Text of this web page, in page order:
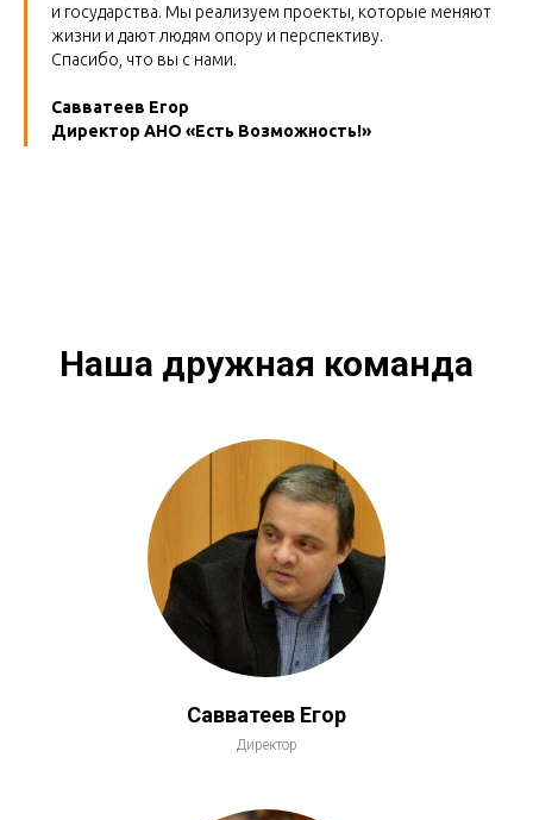
и государства. Мы реализуем проекты, которые меняют
жизни и дают людям опору и перспективу.
Спасибо, что вы с нами.
Савватеев Егор
Директор АНО «Есть Возможность!»
Наша дружная команда
Савватеев Егор
Директор